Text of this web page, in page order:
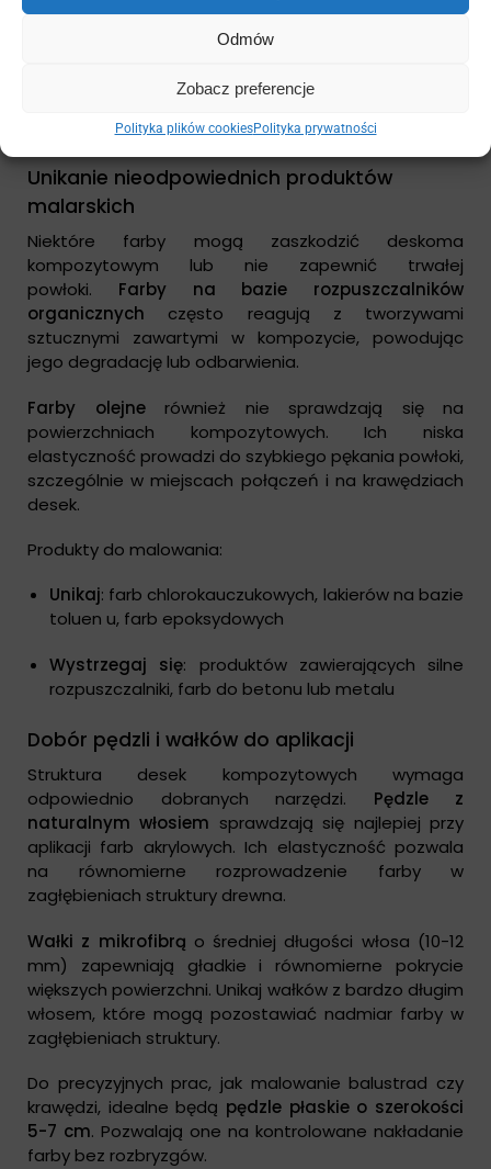
Odmów
Zobacz preferencje
Polityka plików cookiesPolityka prywatności
wytrzymałość
trudniejsza aplikacja
przyczepność
zmianach
temperatury
Unikanie nieodpowiednich produktów
malarskich
Niektóre farby mogą zaszkodzić deskoma
kompozytowym lub nie zapewnić trwałej
powłoki. Farby na bazie rozpuszczalników
organicznych często reagują z tworzywami
sztucznymi zawartymi w kompozycie, powodując
jego degradację lub odbarwienia.
Farby olejnerównież nie sprawdzają się na
powierzchniach kompozytowych. Ich niska
elastyczność prowadzi do szybkiego pękania powłoki,
szczególnie w miejscach połączeń i na krawędziach
desek.
Produkty do malowania:
Unikaj: farb chlorokauczukowych, lakierów na bazie
toluen u, farb epoksydowych
Wystrzegaj się: produktów zawierających silne
rozpuszczalniki, farb do betonu lub metalu
Dobór pędzli i wałków do aplikacji
Struktura desek kompozytowych wymaga
odpowiednio dobranych narzędzi. Pędzle z
naturalnym włosiem sprawdzają się najlepiej przy
aplikacji farb akrylowych. Ich elastyczność pozwala
na równomierne rozprowadzenie farby w
zagłębieniach struktury drewna.
Wałki z mikrofibrą o średniej długości włosa (10-12
mm) zapewniają gładkie i równomierne pokrycie
większych powierzchni. Unikaj wałków z bardzo długim
włosem, które mogą pozostawiać nadmiar farby w
zagłębieniach struktury.
Do precyzyjnych prac, jak malowanie balustrad czy
krawędzi, idealne będą pędzle płaskie o szerokości
5-7 cm. Pozwalają one na kontrolowane nakładanie
farby bez rozbryzgów.